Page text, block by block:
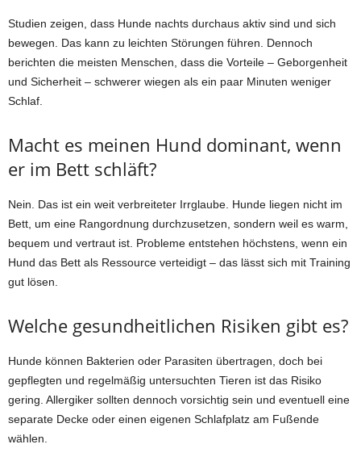
Studien zeigen, dass Hunde nachts durchaus aktiv sind und sich
bewegen. Das kann zu leichten Störungen führen. Dennoch
berichten die meisten Menschen, dass die Vorteile – Geborgenheit
und Sicherheit – schwerer wiegen als ein paar Minuten weniger
Schlaf.
Macht es meinen Hund dominant, wenn
er im Bett schläft?
Nein. Das ist ein weit verbreiteter Irrglaube. Hunde liegen nicht im
Bett, um eine Rangordnung durchzusetzen, sondern weil es warm,
bequem und vertraut ist. Probleme entstehen höchstens, wenn ein
Hund das Bett als Ressource verteidigt – das lässt sich mit Training
gut lösen.
Welche gesundheitlichen Risiken gibt es?
Hunde können Bakterien oder Parasiten übertragen, doch bei
gepflegten und regelmäßig untersuchten Tieren ist das Risiko
gering. Allergiker sollten dennoch vorsichtig sein und eventuell eine
separate Decke oder einen eigenen Schlafplatz am Fußende
wählen.